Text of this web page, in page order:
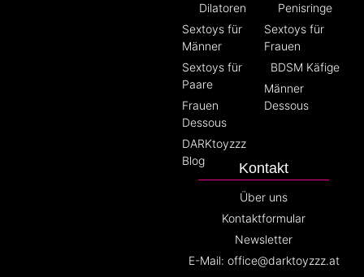
Dilatoren
Sextoys für
Männer
Sextoys für
Paare
Frauen
Dessous
DARKtoyzzz
Blog
Penisringe
Sextoys für
Frauen
BDSM Käfige
Männer
Dessous
Kontakt
Über uns
Kontaktformular
Newsletter
E-Mail: office@darktoyzzz.at